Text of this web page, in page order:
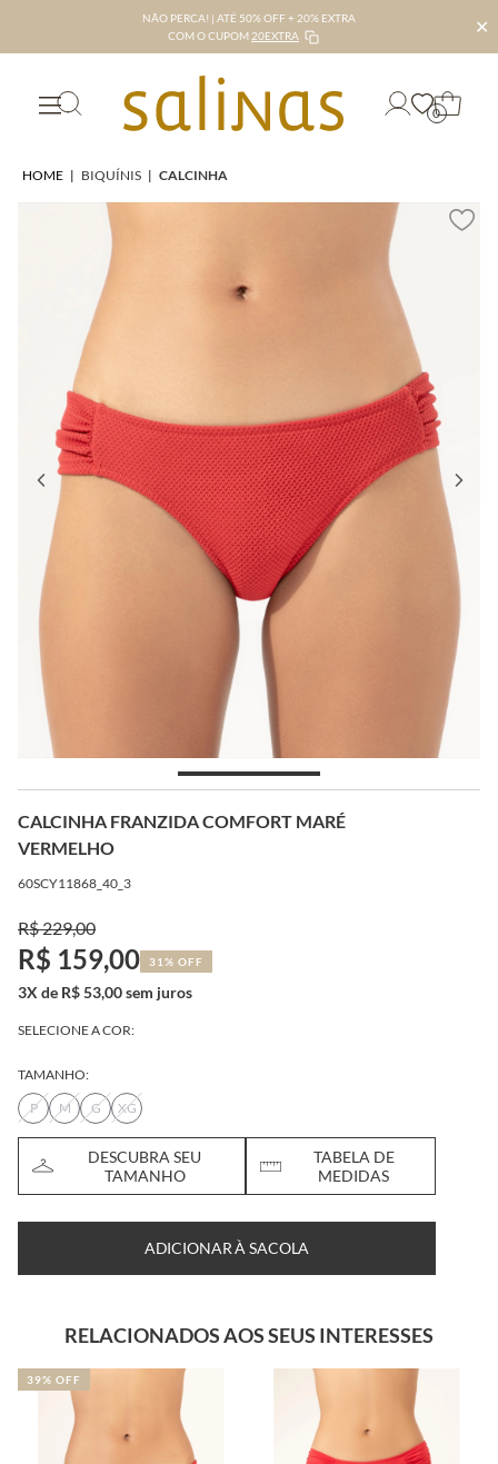
NÃO PERCA! | ATÉ 50% OFF + 20% EXTRA
COM O CUPOM 20EXTRA ✕
0
HOME | BIQUÍNIS | CALCINHA
CALCINHA FRANZIDA COMFORT MARÉ
VERMELHO
60SCY11868_40_3
R$ 229,00
R$ 159,00 31% OFF
3X de R$ 53,00 sem juros
SELECIONE A COR:
TAMANHO:
P
M G XG
DESCUBRA SEU
TAMANHO
TABELA DE
MEDIDAS
ADICIONAR À SACOLA
RELACIONADOS AOS SEUS INTERESSES
39% OFF